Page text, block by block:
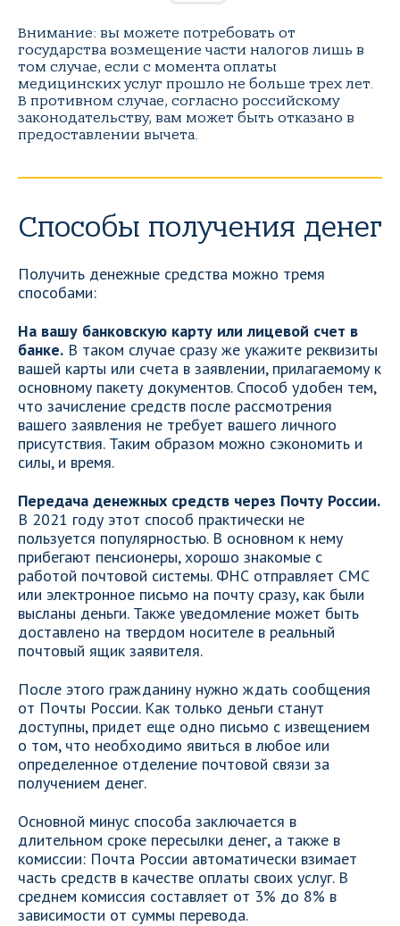
Внимание: вы можете потребовать от
государства возмещение части налогов лишь в
том случае, если с момента оплаты
медицинских услуг прошло не больше трех лет.
В противном случае, согласно российскому
законодательству, вам может быть отказано в
предоставлении вычета.
Способы получения денег
Получить денежные средства можно тремя
способами:
На вашу банковскую карту или лицевой счет в
банке. В таком случае сразу же укажите реквизиты
вашей карты или счета в заявлении, прилагаемому к
основному пакету документов. Способ удобен тем,
что зачисление средств после рассмотрения
вашего заявления не требует вашего личного
присутствия. Таким образом можно сэкономить и
силы, и время.
Передача денежных средств через Почту России.
В 2021 году этот способ практически не
пользуется популярностью. В основном к нему
прибегают пенсионеры, хорошо знакомые с
работой почтовой системы. ФНС отправляет СМС
или электронное письмо на почту сразу, как были
высланы деньги. Также уведомление может быть
доставлено на твердом носителе в реальный
почтовый ящик заявителя.
После этого гражданину нужно ждать сообщения
от Почты России. Как только деньги станут
доступны, придет еще одно письмо с извещением
о том, что необходимо явиться в любое или
определенное отделение почтовой связи за
получением денег.
Основной минус способа заключается в
длительном сроке пересылки денег, а также в
комиссии: Почта России автоматически взимает
часть средств в качестве оплаты своих услуг. В
среднем комиссия составляет от 3% до 8% в
зависимости от суммы перевода.